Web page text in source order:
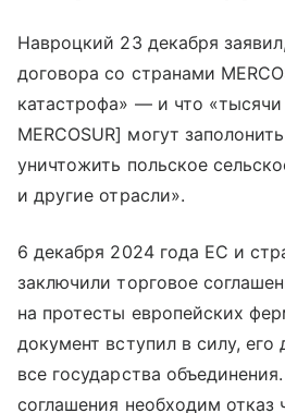
Навроцкий 23 декабря
договора со странами
катастрофа» — и что
MERCOSUR] могут
уничтожить польское
и другие отрасли».
6 декабря 2024 года ЕС и
заключили торговое
на протесты европейских
документ вступил в силу,
все государства
соглашения необходим отказ